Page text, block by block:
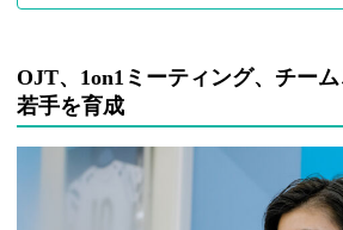
OJT、1on1ミーティング、チー
若手を育成